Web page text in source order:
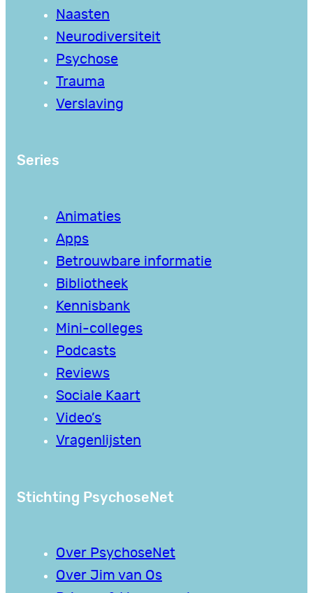
Naasten
Neurodiversiteit
Psychose
Trauma
Verslaving
Series
Animaties
Apps
Betrouwbare informatie
Bibliotheek
Kennisbank
Mini-colleges
Podcasts
Reviews
Sociale Kaart
Video’s
Vragenlijsten
Stichting PsychoseNet
Over PsychoseNet
Over Jim van Os